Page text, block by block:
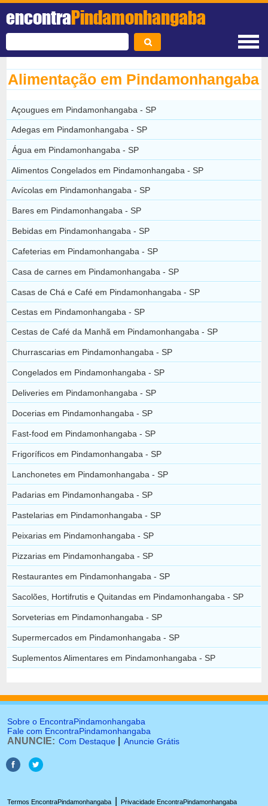
encontraPindamonhangaba
Alimentação em Pindamonhangaba
Açougues em Pindamonhangaba - SP
Adegas em Pindamonhangaba - SP
Água em Pindamonhangaba - SP
Alimentos Congelados em Pindamonhangaba - SP
Avícolas em Pindamonhangaba - SP
Bares em Pindamonhangaba - SP
Bebidas em Pindamonhangaba - SP
Cafeterias em Pindamonhangaba - SP
Casa de carnes em Pindamonhangaba - SP
Casas de Chá e Café em Pindamonhangaba - SP
Cestas em Pindamonhangaba - SP
Cestas de Café da Manhã em Pindamonhangaba - SP
Churrascarias em Pindamonhangaba - SP
Congelados em Pindamonhangaba - SP
Deliveries em Pindamonhangaba - SP
Docerias em Pindamonhangaba - SP
Fast-food em Pindamonhangaba - SP
Frigoríficos em Pindamonhangaba - SP
Lanchonetes em Pindamonhangaba - SP
Padarias em Pindamonhangaba - SP
Pastelarias em Pindamonhangaba - SP
Peixarias em Pindamonhangaba - SP
Pizzarias em Pindamonhangaba - SP
Restaurantes em Pindamonhangaba - SP
Sacolões, Hortifrutis e Quitandas em Pindamonhangaba - SP
Sorveterias em Pindamonhangaba - SP
Supermercados em Pindamonhangaba - SP
Suplementos Alimentares em Pindamonhangaba - SP
Sobre o EncontraPindamonhangaba
Fale com EncontraPindamonhangaba
ANUNCIE: Com Destaque Anuncie Grátis
Termos EncontraPindamonhangaba Privacidade EncontraPindamonhangaba